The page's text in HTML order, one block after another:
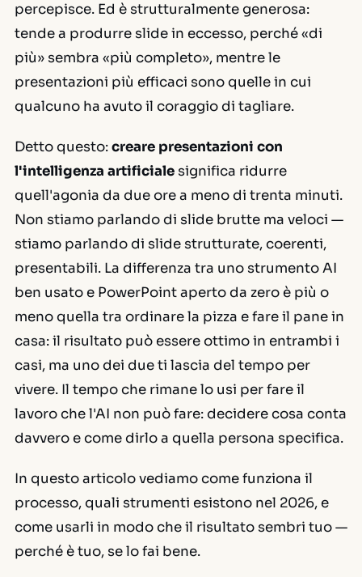
percepisce. Ed è strutturalmente generosa:
tende a produrre slide in eccesso, perché «di
più» sembra «più completo», mentre le
presentazioni più efficaci sono quelle in cui
qualcuno ha avuto il coraggio di tagliare.
Detto questo:creare presentazioni con
l'intelligenza artificialesignifica ridurre
quell'agonia da due ore a meno di trenta minuti.
Non stiamo parlando di slide brutte ma veloci —
stiamo parlando di slide strutturate, coerenti,
presentabili. La differenza tra uno strumento AI
ben usato e PowerPoint aperto da zero è più o
meno quella tra ordinare la pizza e fare il pane in
casa: il risultato può essere ottimo in entrambi i
casi, ma uno dei due ti lascia del tempo per
vivere. Il tempo che rimane lo usi per fare il
lavoro che l'AI non può fare: decidere cosa conta
davvero e come dirlo a quella persona specifica.
In questo articolo vediamo come funziona il
processo, quali strumenti esistono nel 2026, e
come usarli in modo che il risultato sembri tuo —
perché è tuo, se lo fai bene.